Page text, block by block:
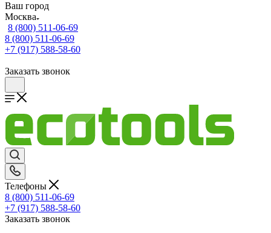
Ваш город
Москва
8 (800) 511-06-69
8 (800) 511-06-69
+7 (917) 588-58-60
Заказать звонок
Телефоны
8 (800) 511-06-69
+7 (917) 588-58-60
Заказать звонок